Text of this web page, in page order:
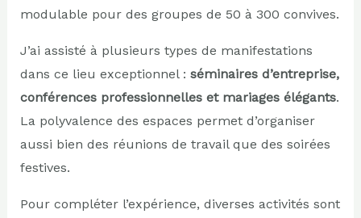
modulable pour des groupes de 50 à 300 convives.
J’ai assisté à plusieurs types de manifestations
dans ce lieu exceptionnel : séminaires d’entreprise,
conférences professionnelles et mariages élégants.
La polyvalence des espaces permet d’organiser
aussi bien des réunions de travail que des soirées
festives.
Pour compléter l’expérience, diverses activités sont